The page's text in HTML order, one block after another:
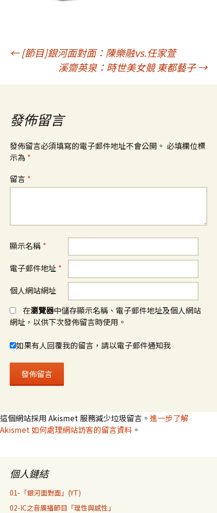
文
章
導
覽
←[節目]銀河面對面：陳樂融vs.任家萱
溪齋英泉：時世美女競 東都藝子→
發佈留言
發佈留言必須填寫的電子郵件地址不會公開。 必填欄位標
示為 *
留言 *
顯示名稱 *
電子郵件地址 *
個人網站網址
在瀏覽器中儲存顯示名稱、電子郵件地址及個人網站
網址，以供下次發佈留言時使用。
如果有人回覆我的留言，請以電子郵件通知我
這個網站採用 Akismet 服務減少垃圾留言。 進一步了解
Akismet 如何處理網站訪客的留言資料 。
個人鏈結
01-「銀河面對面」(YT)
02-IC之音廣播節目「理性與感性」